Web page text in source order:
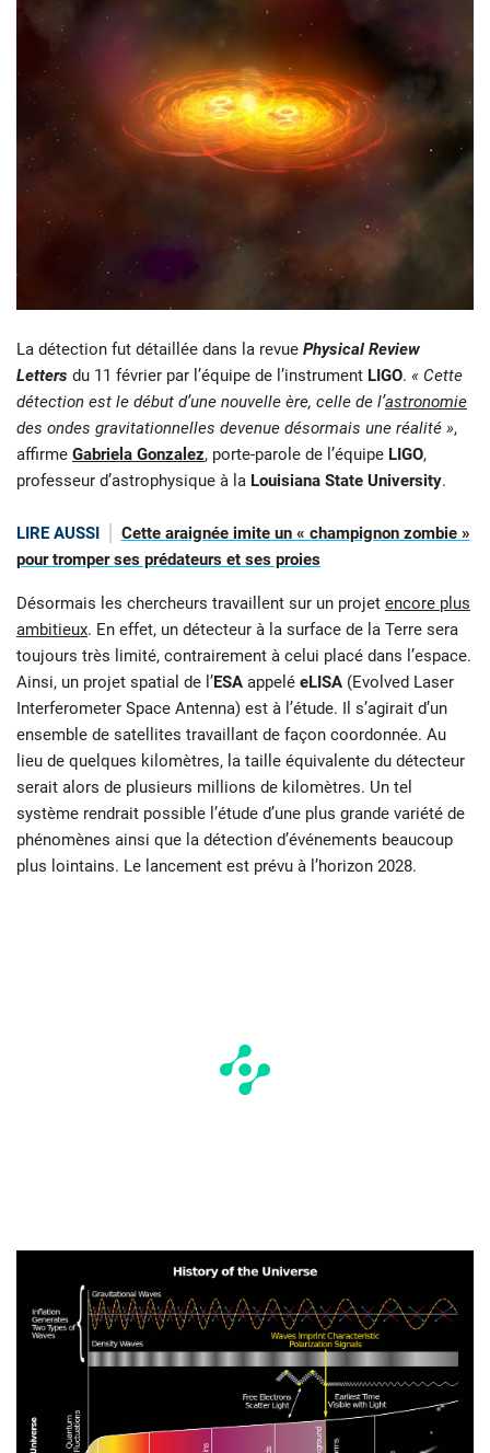
La détection fut détaillée dans la revue Physical Review
Letters du 11 février par l’équipe de l’instrument LIGO. « Cette
détection est le début d’une nouvelle ère, celle de l’astronomie
des ondes gravitationnelles devenue désormais une réalité »,
affirme Gabriela Gonzalez, porte-parole de l’équipe LIGO,
professeur d’astrophysique à la Louisiana State University.
LIRE AUSSI
Cette araignée imite un « champignon zombie »
pour tromper ses prédateurs et ses proies
Désormais les chercheurs travaillent sur un projet encore plus
ambitieux. En effet, un détecteur à la surface de la Terre sera
toujours très limité, contrairement à celui placé dans l’espace.
Ainsi, un projet spatial de l’ESA appelé eLISA (Evolved Laser
Interferometer Space Antenna) est à l’étude. Il s’agirait d’un
ensemble de satellites travaillant de façon coordonnée. Au
lieu de quelques kilomètres, la taille équivalente du détecteur
serait alors de plusieurs millions de kilomètres. Un tel
système rendrait possible l’étude d’une plus grande variété de
phénomènes ainsi que la détection d’événements beaucoup
plus lointains. Le lancement est prévu à l’horizon 2028.